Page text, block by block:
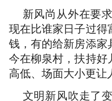
新风尚从外在要
现在比谁家日子过得
钱，有的给新房添家
今在柳泉村，扶持好
高低、场面大小更让
文明新风吹走了